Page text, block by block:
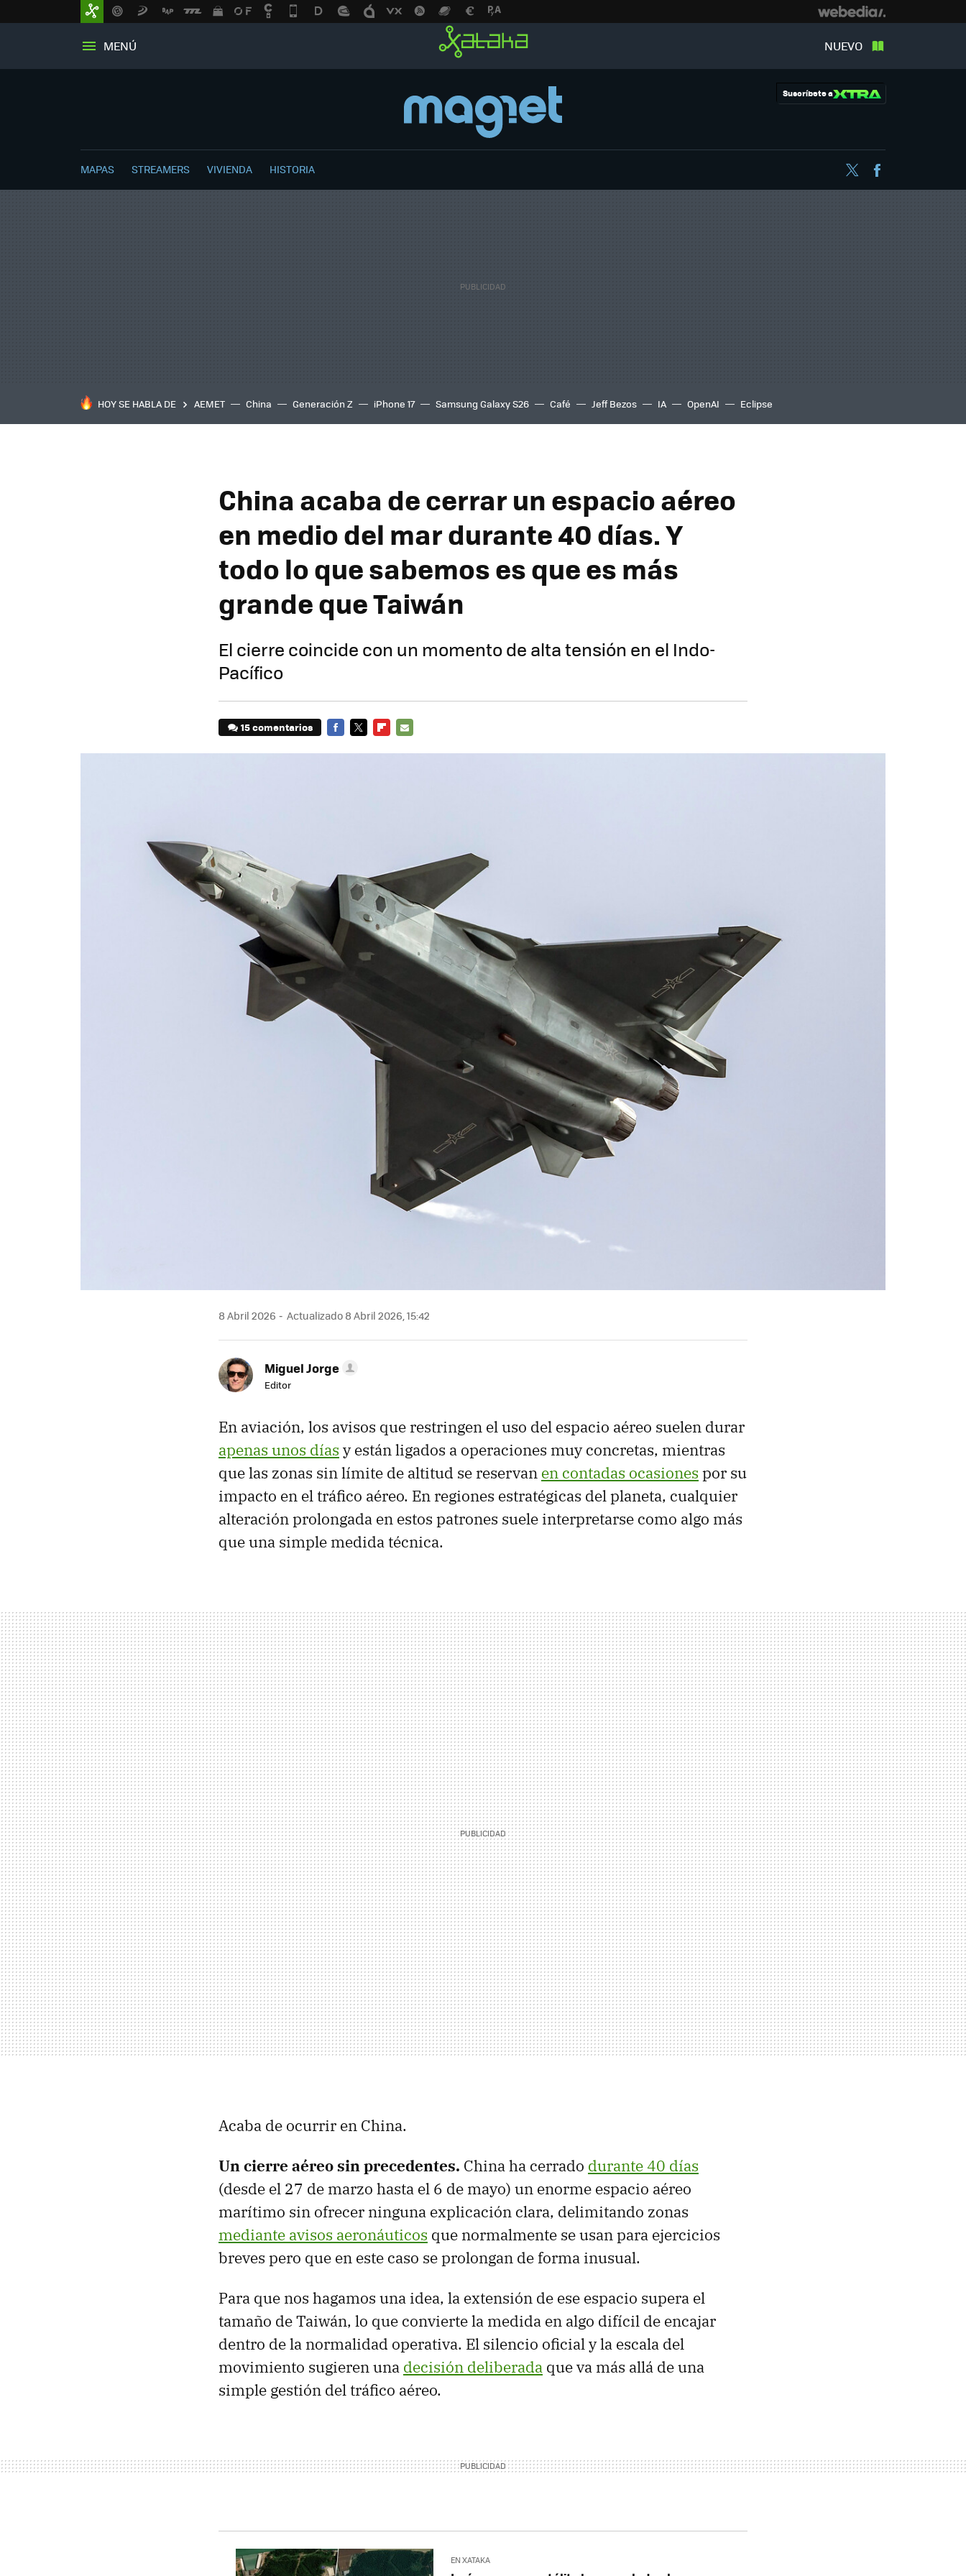
MENÚ NUEVO
Suscríbete a
MAPAS STREAMERS VIVIENDA HISTORIA Twitter
HOY SE HABLA DE AEMET China Generación Z iPhone 17 Samsung Galaxy S26 Café Jeff Bezos IA OpenAI Eclipse
China acaba de cerrar un espacio aéreo
en medio del mar durante 40 días. Y
todo lo que sabemos es que es más
grande que Taiwán
El cierre coincide con un momento de alta tensión en el Indo-
Pacífico
15 comentarios
8 Abril 2026 Actualizado 8 Abril 2026, 15:42
Miguel Jorge
Editor
En aviación, los avisos que restringen el uso del espacio aéreo suelen durar
apenas unos días y están ligados a operaciones muy concretas, mientras
que las zonas sin límite de altitud se reservan en contadas ocasiones por su
impacto en el tráfico aéreo. En regiones estratégicas del planeta, cualquier
alteración prolongada en estos patrones suele interpretarse como algo más
que una simple medida técnica.
Acaba de ocurrir en China.
Un cierre aéreo sin precedentes. China ha cerrado durante 40 días
(desde el 27 de marzo hasta el 6 de mayo) un enorme espacio aéreo
marítimo sin ofrecer ninguna explicación clara, delimitando zonas
mediante avisos aeronáuticos que normalmente se usan para ejercicios
breves pero que en este caso se prolongan de forma inusual.
Para que nos hagamos una idea, la extensión de ese espacio supera el
tamaño de Taiwán, lo que convierte la medida en algo difícil de encajar
dentro de la normalidad operativa. El silencio oficial y la escala del
movimiento sugieren una decisión deliberada que va más allá de una
simple gestión del tráfico aéreo.
EN XATAKA